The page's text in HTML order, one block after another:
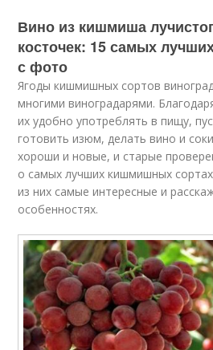
Вино из кишмиша
косточек: 15 самых
с фото
Ягоды кишмишных сортов
многими виноградарями.
их удобно употреблять в пищу,
готовить изюм, делать вино и
хороши и новые, и старые
о самых лучших кишмишных
из них самые интересные и
особенностях.